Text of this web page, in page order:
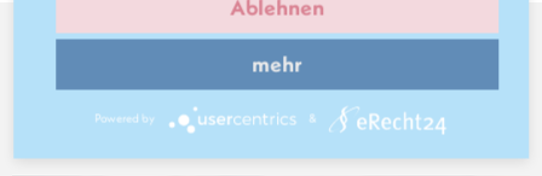
Folgen Sie uns
aufPinterest
Ablehnen
mehr
Powered by &